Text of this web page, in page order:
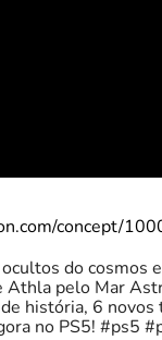
concept/
do cosmos
Athla pelo Mar
história, 6
no PS5! #ps5